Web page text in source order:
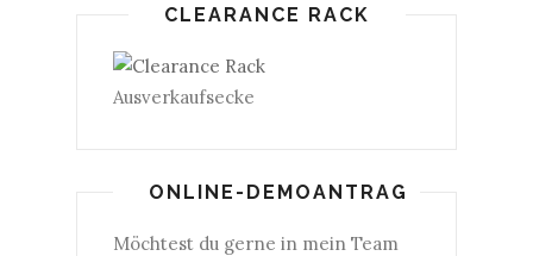
CLEARANCE RACK
Ausverkaufsecke
ONLINE-DEMOANTRAG
Möchtest du gerne in mein Team